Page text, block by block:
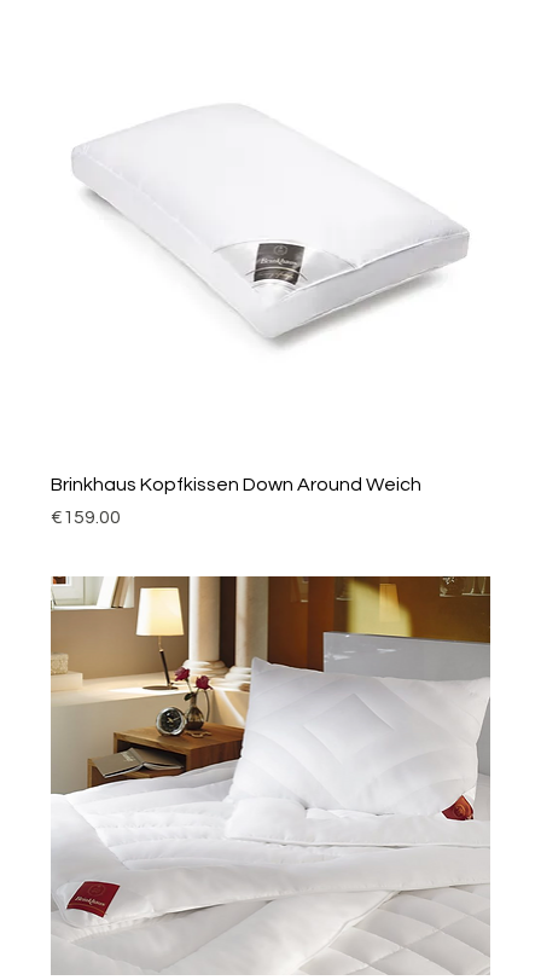
Brinkhaus Kopfkissen Down Around Weich
Price
€159.00